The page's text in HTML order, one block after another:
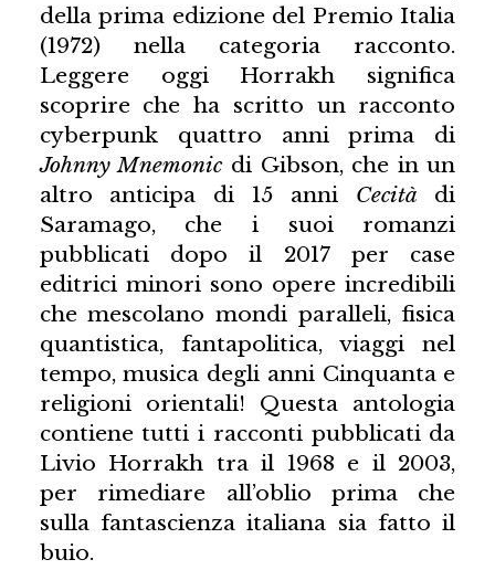
della prima edizione del Premio Italia
(1972) nella categoria racconto.
Leggere oggi Horrakh significa
scoprire che ha scritto un racconto
cyberpunk quattro anni prima di
Johnny Mnemonicdi Gibson, che in un
altro anticipa di 15 anni Cecità di
Saramago, che i suoi romanzi
pubblicati dopo il 2017 per case
editrici minori sono opere incredibili
che mescolano mondi paralleli, fisica
quantistica, fantapolitica, viaggi nel
tempo, musica degli anni Cinquanta e
religioni orientali! Questa antologia
contiene tutti i racconti pubblicati da
Livio Horrakh tra il 1968 e il 2003,
per rimediare all’oblio prima che
sulla fantascienza italiana sia fatto il
buio.